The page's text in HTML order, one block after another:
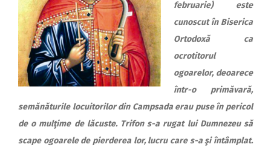
februarie) este
cunoscut în Biserica
Ortodoxă ca
ocrotitorul
ogoarelor, deoarece
într-o primăvară,
semănăturile locuitorilor din Campsada erau puse în pericol
de o mulţime de lăcuste. Trifon s-a rugat lui Dumnezeu să
scape ogoarele de pierderea lor, lucru care s-a şi întâmplat.